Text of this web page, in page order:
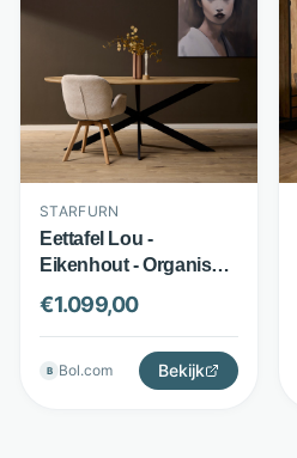
STARFURN
Eettafel Lou -
Eikenhout - Organisch
blad met matrixpoot -
Bruin - Starfurn
€1.099,00
B Bol.com Bekijk